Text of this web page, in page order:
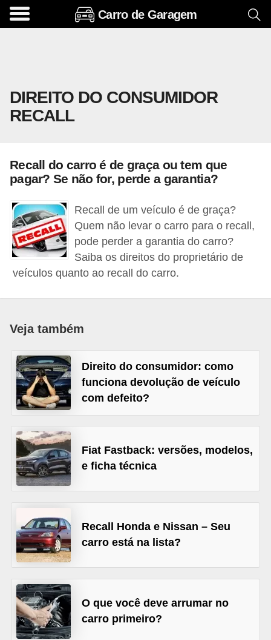
Carro de Garagem
DIREITO DO CONSUMIDOR
RECALL
Recall do carro é de graça ou tem que
pagar? Se não for, perde a garantia?
Recall de um veículo é de graça?
Quem não levar o carro para o recall,
pode perder a garantia do carro?
Saiba os direitos do proprietário de
veículos quanto ao recall do carro.
Veja também
Direito do consumidor: como
funciona devolução de veículo
com defeito?
Fiat Fastback: versões, modelos,
e ficha técnica
Recall Honda e Nissan – Seu
carro está na lista?
O que você deve arrumar no
carro primeiro?
A
s
ó
o
s
e
o
p
i
o
a
i
s
A
u
t
o
m
ó
v
e
i
s
v
e
í